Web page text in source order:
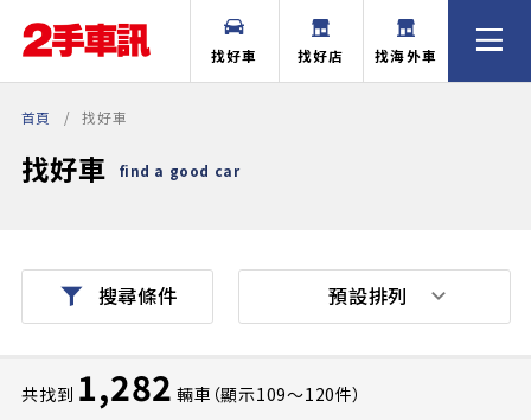
找好車 找好店 找海外車
首頁 找好車
找好車 find a good car
搜尋條件
共找到 1,282 輛車（顯示109〜120件）
預設排列